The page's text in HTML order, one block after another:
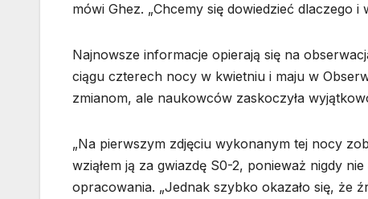
mówi Ghez. „Chcemy się dowiedzieć dlaczego
Najnowsze informacje opierają się na
ciągu czterech nocy w kwietniu i maju w
zmianom, ale naukowców zaskoczyła
„Na pierwszym zdjęciu wykonanym tej nocy
wziąłem ją za gwiazdę S0-2, ponieważ nigdy
opracowania. „Jednak szybko okazało się, że